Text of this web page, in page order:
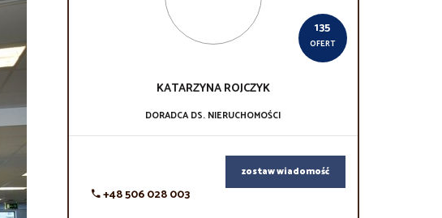
135
OFERT
KATARZYNAROJCZYK
DORADCA DS. NIERUCHOMOŚCI
+48 506 028 003
zostaw wiadomość